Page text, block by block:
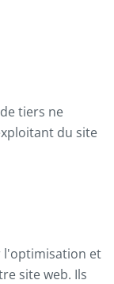
tiers ne
du site
l'optimisation et
site web. Ils